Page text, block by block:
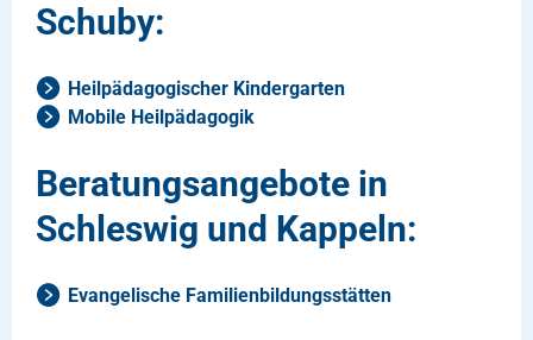
Schuby:
Heilpädagogischer Kindergarten
Mobile Heilpädagogik
Beratungsangebote in
Schleswig und Kappeln:
Evangelische Familienbildungsstätten